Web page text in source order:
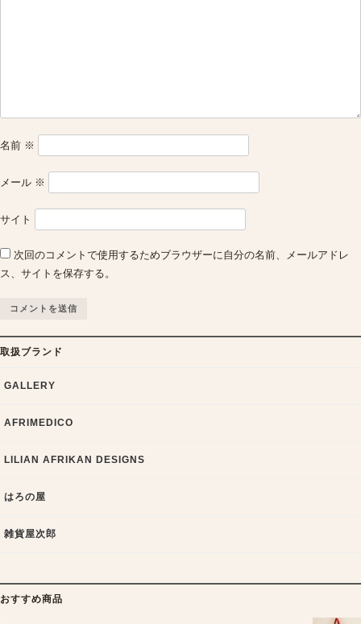
名前 ※
メール ※
サイト
次回のコメントで使用するためブラウザーに自分の名前、メールアドレ
ス、サイトを保存する。
取扱ブランド
GALLERY
AFRIMEDICO
LILIAN AFRIKAN DESIGNS
はろの屋
雑貨屋次郎
おすすめ商品